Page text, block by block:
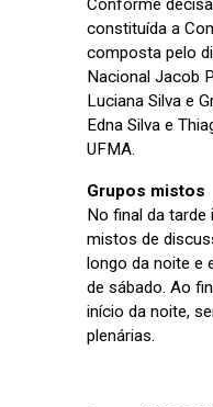
Conforme
constituída a
composta pelo
Nacional Jacob
Luciana Silva e
Edna Silva e
UFMA.
Grupos mistos
No final da tarde
mistos de
longo da noite e
de sábado. Ao
início da noite,
plenárias.